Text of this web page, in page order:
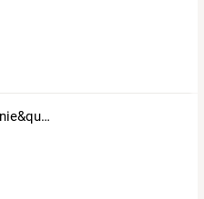
&quot;La colonie&quot;